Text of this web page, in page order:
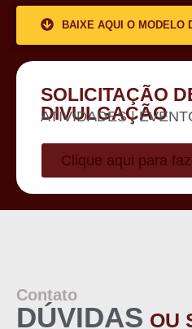
BAIXE AQUI O MODELO
SOLICITAÇÃO
DIVULGAÇÃO
ATIVIDADES |
Clique aqui para
Contato
DÚVIDAS OU